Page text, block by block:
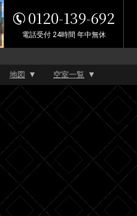
0120-139-692
電話受付 24時間 年中無休
地図 空室一覧